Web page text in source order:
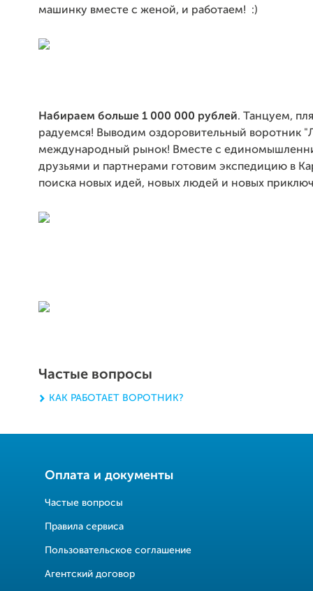
машинку вместе с женой, и работаем! :)
Набираем больше 1 000 000 рублей. Танцуем,
радуемся! Выводим оздоровительный воротник
международный рынок! Вместе с
друзьями и партнерами готовим экспедицию в
поиска новых идей, новых людей и новых
Частые вопросы
КАК РАБОТАЕТ ВОРОТНИК?
Оплата и документы
Частые вопросы
Правила сервиса
Пользовательское соглашение
Агентский договор